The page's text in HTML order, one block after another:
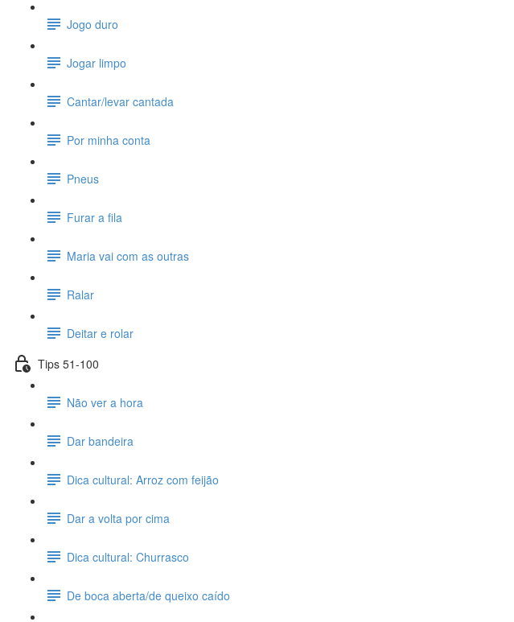
Jogo duro
Jogar limpo
Cantar/levar cantada
Por minha conta
Pneus
Furar a fila
Maria vai com as outras
Ralar
Deitar e rolar
Tips 51-100
Não ver a hora
Dar bandeira
Dica cultural: Arroz com feijão
Dar a volta por cima
Dica cultural: Churrasco
De boca aberta/de queixo caído